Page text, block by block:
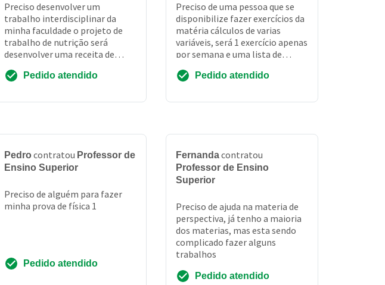
Preciso desenvolver um
trabalho interdisciplinar da
minha faculdade o projeto de
trabalho de nutrição será
desenvolver uma receita de
professora deu como exem...
Pedido atendido
Preciso de uma pessoa que se
disponibilize fazer exercícios da
matéria cálculos de varias
variáveis, será 1 exercício apenas
por semana e uma lista de
Pedido atendido
Pedro contratou Professor de
Ensino Superior
Preciso de alguém para fazer
minha prova de física 1
Pedido atendido
Fernandacontratou
Professor de Ensino
Superior
Preciso de ajuda na materia de
perspectiva, já tenho a maioria
dos materias, mas esta sendo
complicado fazer alguns
trabalhos
Pedido atendido